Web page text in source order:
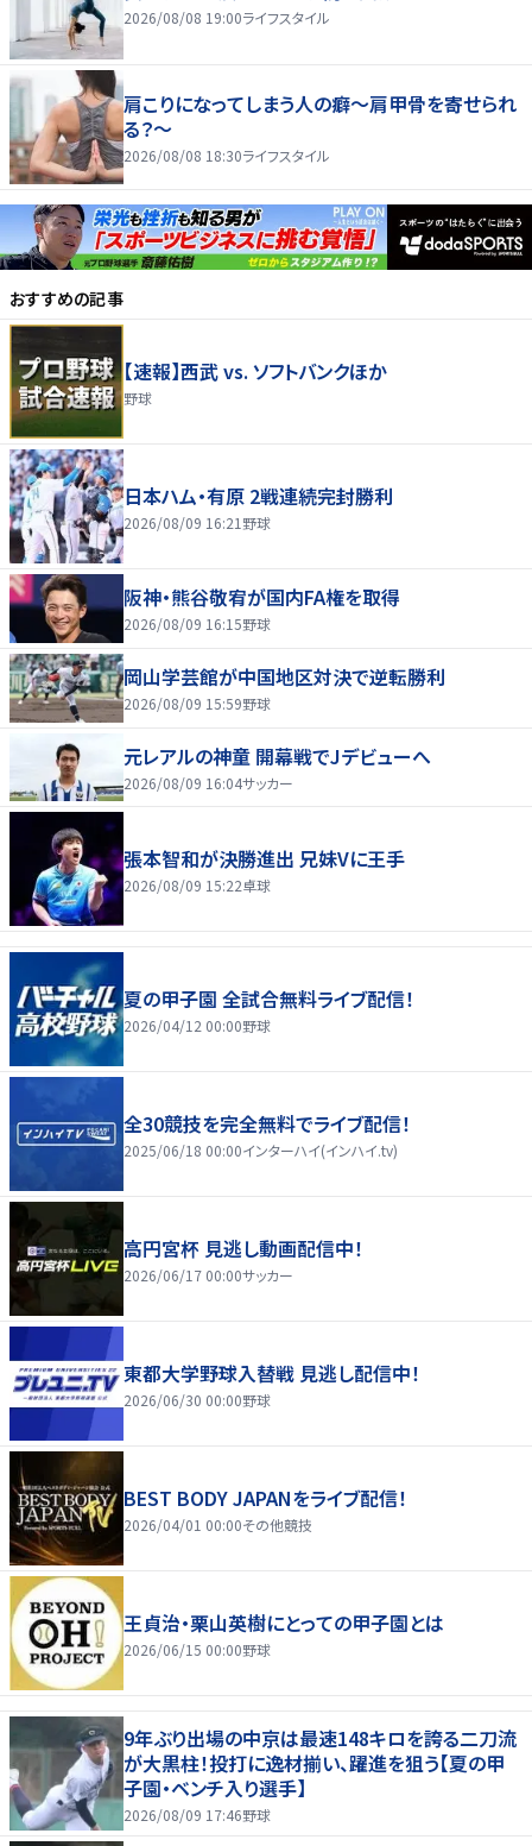
2026/08/08 19:00ライフスタイル
肩こりになってしまう人の癖～肩甲骨を寄せられ
る？～
2026/08/08 18:30ライフスタイル
おすすめの記事
【速報】西武 vs. ソフトバンクほか
野球
日本ハム・有原 2戦連続完封勝利
2026/08/09 16:21 野球
阪神・熊谷敬宥が国内FA権を取得
2026/08/09 16:15野球
岡山学芸館が中国地区対決で逆転勝利
2026/08/09 15:59野球
元レアルの神童 開幕戦でJデビューへ
2026/08/09 16:04サッカー
張本智和が決勝進出 兄妹Vに王手
2026/08/09 15:22卓球
夏の甲子園 全試合無料ライブ配信！
2026/04/12 00:00野球
全30競技を完全無料でライブ配信！
2025/06/18 00:00インターハイ(インハイ.tv)
高円宮杯 見逃し動画配信中！
2026/06/17 00:00サッカー
東都大学野球入替戦 見逃し配信中！
2026/06/30 00:00野球
BEST BODY JAPANをライブ配信！
2026/04/01 00:00その他競技
王貞治・栗山英樹にとっての甲子園とは
2026/06/15 00:00野球
9年ぶり出場の中京は最速148キロを誇る二刀流
が大黒柱！投打に逸材揃い、躍進を狙う【夏の甲
子園・ベンチ入り選手】
2026/08/09 17:46野球